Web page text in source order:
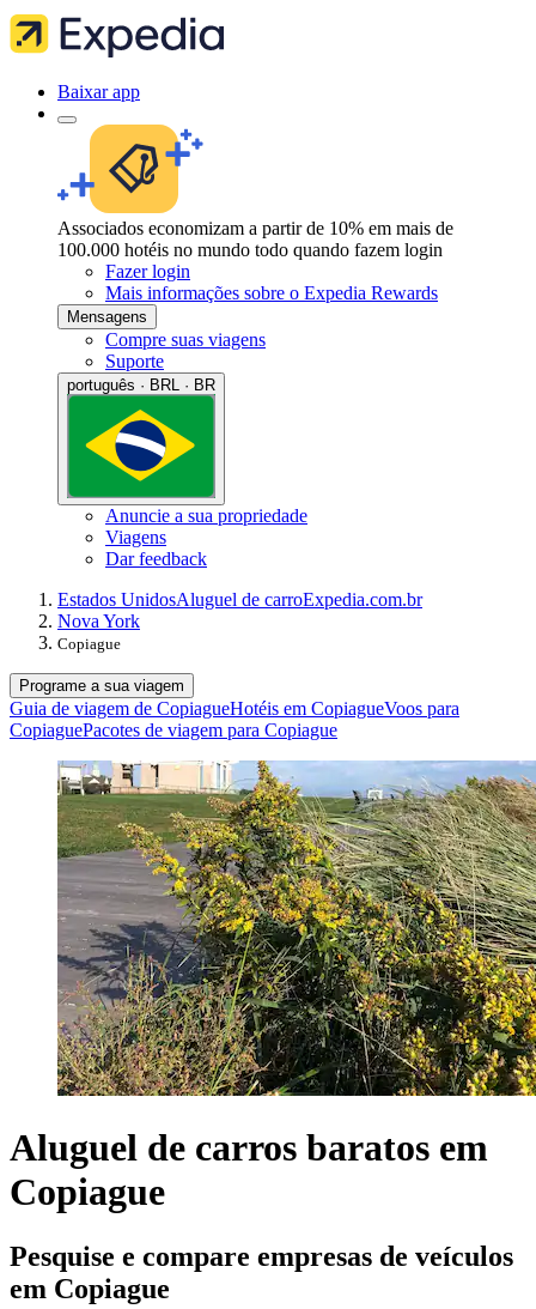
Baixar app
Associados economizam a partir de 10% em mais de
100.000 hotéis no mundo todo quando fazem login
Fazer login
Mais informações sobre o Expedia Rewards
Mensagens
Compre suas viagens
Suporte
português · BRL · BR
Anuncie a sua propriedade
Viagens
Dar feedback
Estados UnidosAluguel de carroExpedia.com.br
Nova York
Copiague
Programe a sua viagem
Guia de viagem de CopiagueHotéis em CopiagueVoos para
CopiaguePacotes de viagem para Copiague
Aluguel de carros baratos em
Copiague
Pesquise e compare empresas de veículos
em Copiague